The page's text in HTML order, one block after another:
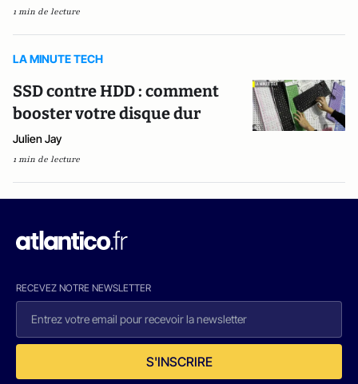
1 min de lecture
LA MINUTE TECH
SSD contre HDD : comment
booster votre disque dur
Julien Jay
1 min de lecture
RECEVEZ NOTRE NEWSLETTER
S'INSCRIRE